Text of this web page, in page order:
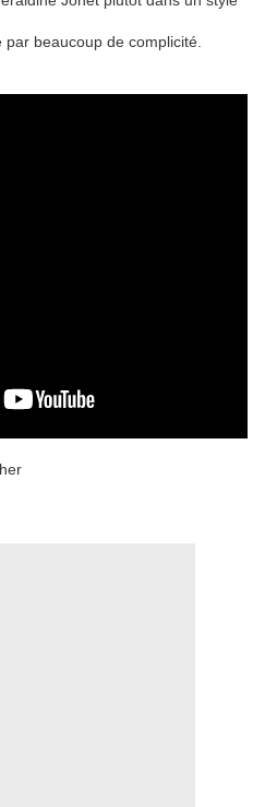
beaucoup de complicité.